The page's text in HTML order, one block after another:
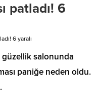
patladı! 6
6 yaralı
güzellik salonunda
paniğe neden oldu.